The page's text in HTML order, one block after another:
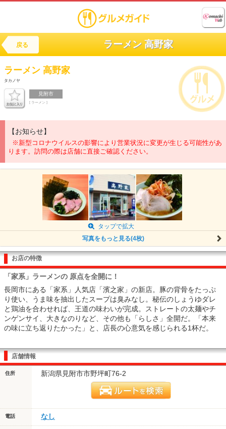
戻る ラーメン 高野家
ラーメン 高野家
タカノヤ
見附市
[ ラーメン ]
【お知らせ】
※新型コロナウイルスの影響により営業状況に変更が生じる可能性があ
ります。訪問の際は店舗に直接ご確認ください。
タップで拡大
写真をもっと見る(4枚)
お店の特徴
「家系」ラーメンの 原点を全開に！
長岡市にある「家系」人気店「濱之家」の新店。豚の背骨をたっぷ
り使い、うま味を抽出したスープは臭みなし。秘伝のしょうゆダレ
と鶏油を合わせれば、王道の味わいが完成。ストレートの太麺やチ
ンゲンサイ、大きなのりなど、その他も「らしさ」全開だ。「本来
の味に立ち返りたかった」と、店長の心意気を感じられる1杯だ。
店舗情報
住所 新潟県見附市市野坪町76-2
電話 なし